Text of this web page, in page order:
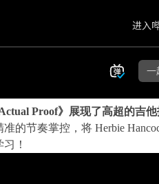
Proof》展现了高超的吉他
的节奏掌控，将 Herbie
！